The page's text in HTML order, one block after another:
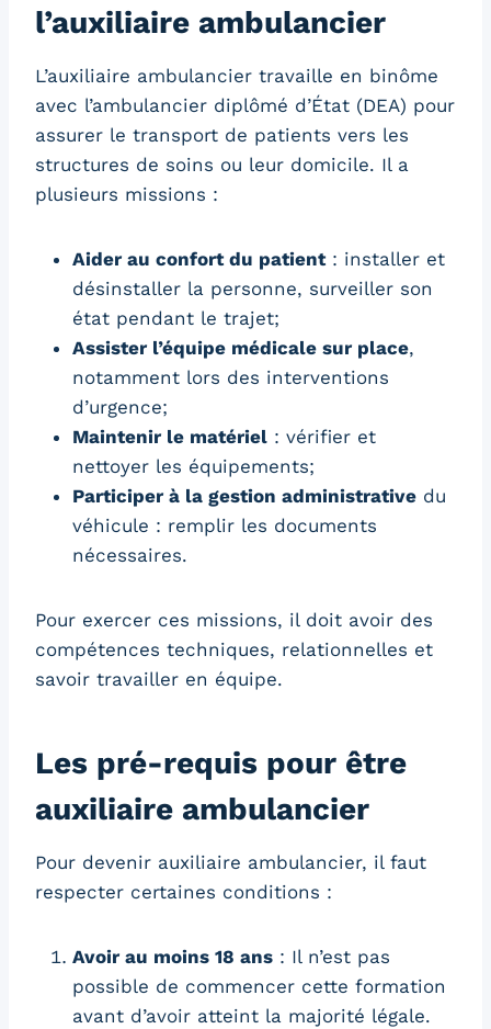
l’auxiliaire ambulancier
L’auxiliaire ambulancier travaille en binôme
avec l’ambulancier diplômé d’État (DEA) pour
assurer le transport de patients vers les
structures de soins ou leur domicile. Il a
plusieurs missions :
Aider au confort du patient: installer et
désinstaller la personne, surveiller son
état pendant le trajet;
Assister l’équipe médicale sur place,
notamment lors des interventions
d’urgence;
Maintenir le matériel : vérifier et
nettoyer les équipements;
Participer à la gestion administrative du
véhicule : remplir les documents
nécessaires.
Pour exercer ces missions, il doit avoir des
compétences techniques, relationnelles et
savoir travailler en équipe.
Les pré-requis pour être
auxiliaire ambulancier
Pour devenir auxiliaire ambulancier, il faut
respecter certaines conditions :
Avoir au moins 18 ans : Il n’est pas
possible de commencer cette formation
avant d’avoir atteint la majorité légale.